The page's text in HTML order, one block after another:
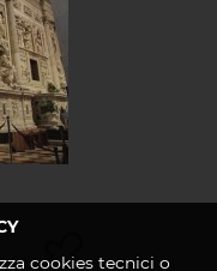
cookies tecnici o